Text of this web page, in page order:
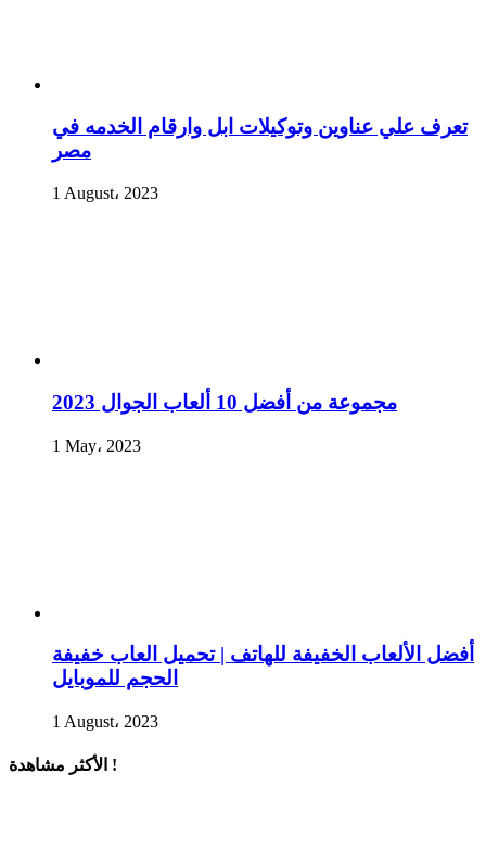
تعرف علي عناوين وتوكيلات ابل وارقام الخدمه في
مصر
1 August، 2023
مجموعة من أفضل 10 ألعاب الجوال 2023
1 May، 2023
أفضل الألعاب الخفيفة للهاتف | تحميل العاب خفيفة
الحجم للموبايل
1 August، 2023
الأكثر مشاهدة !